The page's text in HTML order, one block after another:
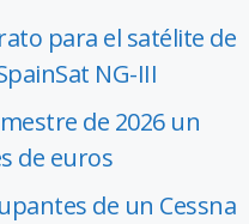
para el satélite de
NG-III
de 2026 un
de euros
de un Cessna